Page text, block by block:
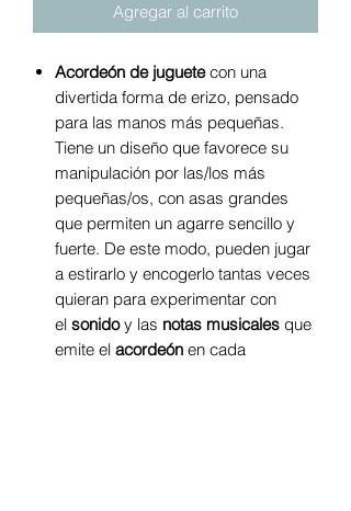
Agregar al carrito
Acordeón de juguetecon una
divertida forma de erizo, pensado
para las manos más pequeñas.
Tiene un diseño que favorece su
manipulación por las/los más
pequeñas/os, con asas grandes
que permiten un agarre sencillo y
fuerte. De este modo, pueden jugar
a estirarlo y encogerlo tantas veces
quieran para experimentar con
el sonidoy las notas musicales que
emite el acordeón en cada